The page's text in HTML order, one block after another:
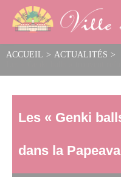
ACCUEIL > ACTUALITÉS >
Les « Genki
dans la Papeava
Cookies management panel